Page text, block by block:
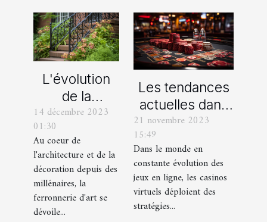
L'évolution
de la
ferronnerie
d'art à travers
les siècles
14 décembre 2023
01:30
Au coeur de
l'architecture et de la
décoration depuis des
millénaires, la
ferronnerie d'art se
dévoile...
Les tendances
actuelles dans
les offres
promotionnelles
des casinos en
ligne
21 novembre 2023
15:49
Dans le monde en
constante évolution des
jeux en ligne, les casinos
virtuels déploient des
stratégies...